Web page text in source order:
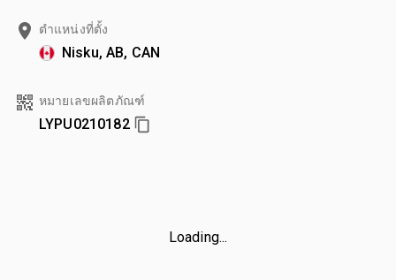
ตำแหน่งที่ตั้ง
Nisku, AB, CAN
หมายเลขผลิตภัณฑ์
LYPU0210182
Loading...